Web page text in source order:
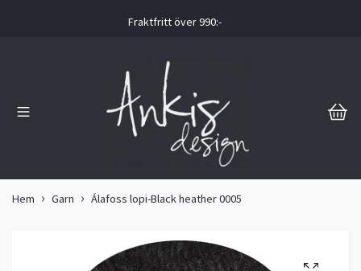
Fraktfritt över 990:-
Hem Garn Álafoss lopi-Black heather 0005